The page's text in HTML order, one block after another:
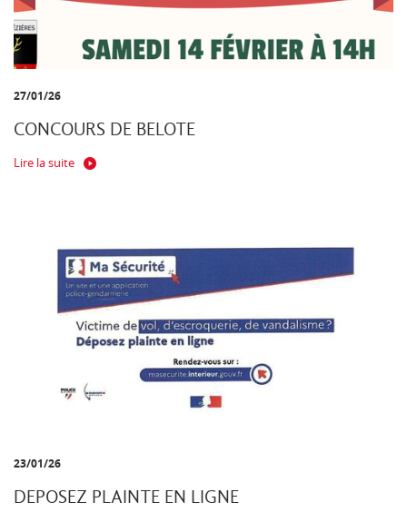
27/01/26
CONCOURS DE BELOTE
Lire la suite
23/01/26
DEPOSEZ PLAINTE EN LIGNE